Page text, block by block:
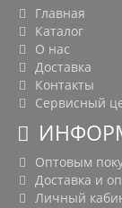
Главная
Каталог
О нас
Доставка
Контакты
Сервисный
Оптовым
Доставка и
Личный